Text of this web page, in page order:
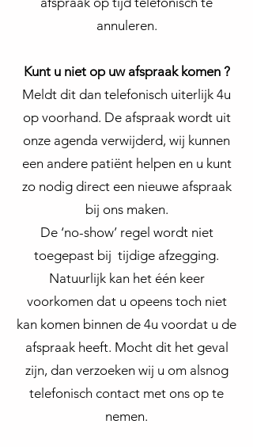
annuleren.
Kunt u niet op uw afspraak komen ?
Meldt dit dan telefonisch uiterlijk 4u
op voorhand. De afspraak wordt uit
onze agenda verwijderd, wij kunnen
een andere patiënt helpen en u kunt
zo nodig direct een nieuwe afspraak
bij ons maken.
De ‘no-show’ regel wordt niet
toegepast bij tijdige afzegging.
Natuurlijk kan het één keer
voorkomen dat u opeens toch niet
kan komen binnen de 4u voordat u de
afspraak heeft. Mocht dit het geval
zijn, dan verzoeken wij u om alsnog
telefonisch contact met ons op te
nemen.